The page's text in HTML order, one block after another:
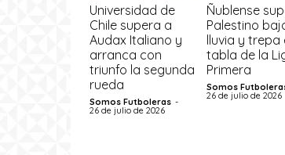
Universidad de
Chile supera a
Audax Italiano y
arranca con
triunfo la segunda
rueda
Somos Futboleras -
26 de julio de 2026
Ñublense
Palestino
lluvia y trepa
tabla de la
Primera
Somos
26 de julio de 2026